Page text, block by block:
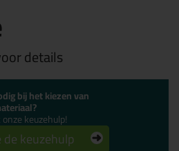
details
bij het kiezen van
keuzehulp!
de keuzehulp